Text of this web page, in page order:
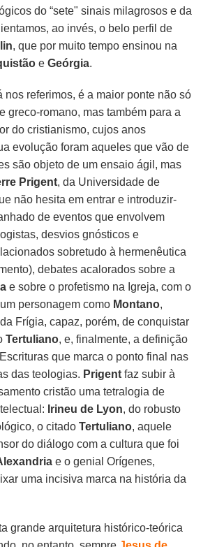
do “sete" sinais milagrosos e da
ao invés, o belo perfil de
, que por muito tempo ensinou na
eGeórgia.
nos referimos, é a maior ponte não só
greco-romano, mas também para a
do cristianismo, cujos anos
evolução foram aqueles que vão de
são objeto de um ensaio ágil, mas
Prigent, da Universidade de
não hesita em entrar e introduzir-
de eventos que envolvem
desvios gnósticos e
sobretudo à hermenêutica
debates acalorados sobre a
e sobre o profetismo na Igreja, com o
personagem como Montano,
Frígia, capaz, porém, de conquistar
Tertuliano, e, finalmente, a definição
que marca o ponto final nas
das teologias. Prigent faz subir à
cristão uma tetralogia de
Irineu de Lyon, do robusto
o citadoTertuliano, aquele
do diálogo com a cultura que foi
e o genial Orígenes,
uma incisiva marca na história da
grande arquitetura histórico-teórica